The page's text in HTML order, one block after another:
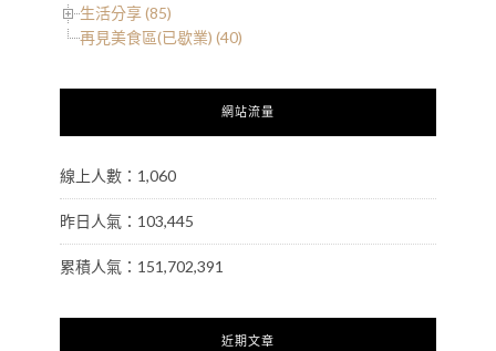
生活分享 (85)
再見美食區(已歇業) (40)
網站流量
線上人數：1,060
昨日人氣：103,445
累積人氣：151,702,391
近期文章